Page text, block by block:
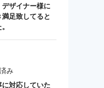
ザイナー様に
足致してると
み
対応していた